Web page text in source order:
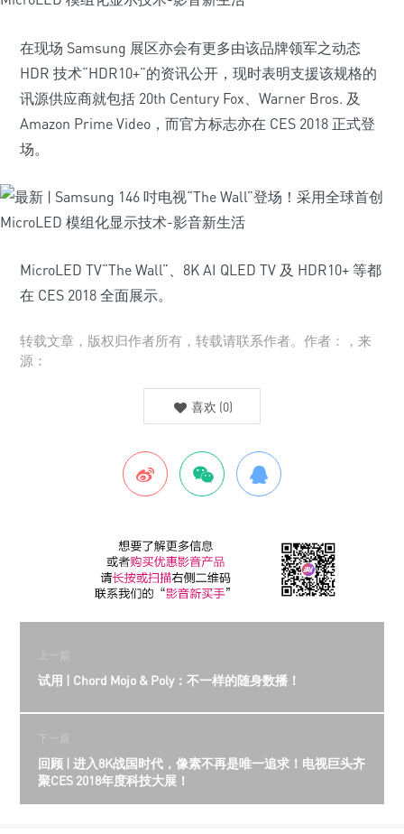
在现场 Samsung 展区亦会有更多由该品牌领军之动态
HDR 技术“HDR10+”的资讯公开，现时表明支援该规格的
讯源供应商就包括 20th Century Fox、Warner Bros. 及
Amazon Prime Video，而官方标志亦在 CES 2018 正式登
场。
MicroLED TV“The Wall”、8K AI QLED TV 及 HDR10+ 等都
在 CES 2018 全面展示。
转载文章，版权归作者所有，转载请联系作者。作者：，来
源：
喜欢 (0)
上一篇
试用 | Chord Mojo & Poly：不一样的随身数播！
下一篇
回顾 | 进入8K战国时代，像素不再是唯一追求！电视巨头齐
聚CES 2018年度科技大展！